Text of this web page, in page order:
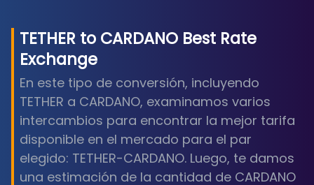
TETHER to CARDANO Best Rate
Exchange
En este tipo de conversión, incluyendo
TETHER a CARDANO, examinamos varios
intercambios para encontrar la mejor tarifa
disponible en el mercado para el par
elegido: TETHER-CARDANO. Luego, te damos
una estimación de la cantidad de CARDANO